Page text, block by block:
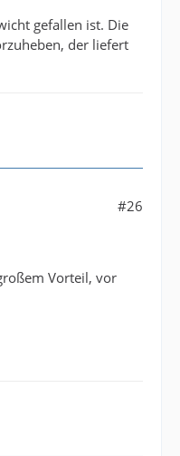
gefallen ist. Die
der liefert
#26
Vorteil, vor